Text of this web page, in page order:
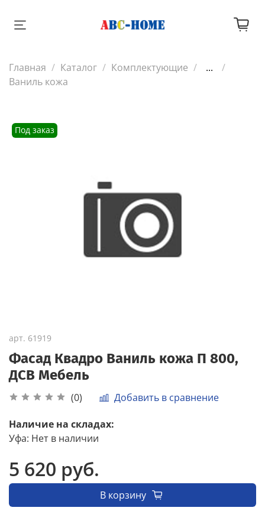
Главная Каталог Комплектующие
...
Ваниль кожа
Под заказ
арт. 61919
Фасад Квадро Ваниль кожа П 800,
ДСВ Мебель
(0) Добавить в сравнение
Наличие на складах:
Уфа: Нет в наличии
5 620 руб.
В корзину